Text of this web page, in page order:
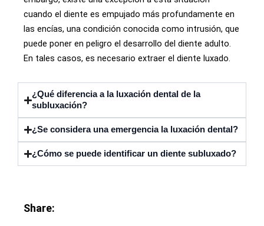
cuando el diente es empujado más profundamente en
las encías, una condición conocida como intrusión, que
puede poner en peligro el desarrollo del diente adulto.
En tales casos, es necesario extraer el diente luxado.
¿Qué diferencia a la luxación dental de la
subluxación?
¿Se considera una emergencia la luxación dental?
¿Cómo se puede identificar un diente subluxado?
Share: